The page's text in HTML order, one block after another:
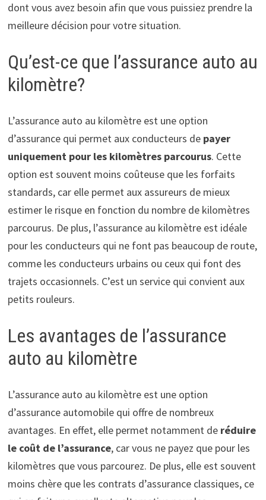
dont vous avez besoin afin que vous puissiez prendre la
meilleure décision pour votre situation.
Qu’est-ce que l’assurance auto au
kilomètre?
L’assurance auto au kilomètre est une option
d’assurance qui permet aux conducteurs depayer
uniquement pour les kilomètres parcourus. Cette
option est souvent moins coûteuse que les forfaits
standards, car elle permet aux assureurs de mieux
estimer le risque en fonction du nombre de kilomètres
parcourus. De plus, l’assurance au kilomètre est idéale
pour les conducteurs qui ne font pas beaucoup de route,
comme les conducteurs urbains ou ceux qui font des
trajets occasionnels. C’est un service qui convient aux
petits rouleurs.
Les avantages de l’assurance
auto au kilomètre
L’assurance auto au kilomètre est une option
d’assurance automobile qui offre de nombreux
avantages. En effet, elle permet notamment de réduire
le coût de l’assurance, car vous ne payez que pour les
kilomètres que vous parcourez. De plus, elle est souvent
moins chère que les contrats d’assurance classiques, ce